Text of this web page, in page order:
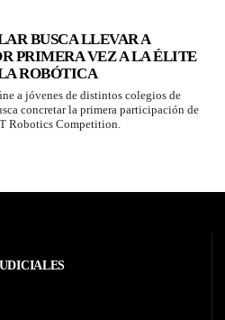
BUSCA LLEVAR A
PRIMERA VEZ A LA ÉLITE
ROBÓTICA
a jóvenes de distintos colegios de
concretar la primera participación de
Robotics Competition.